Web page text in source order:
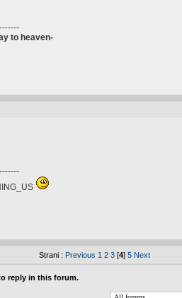
to heaven-
Strani : Previous 1 2 3[4] 5 Next
reply in this forum.